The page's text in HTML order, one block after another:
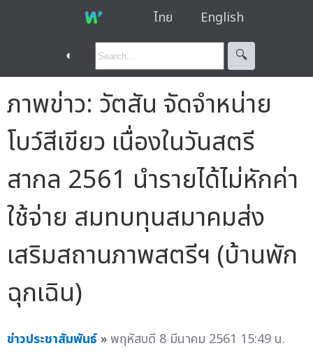
ไทย English
◐ 🔍︎
ภาพข่าว: วัตสัน จัดจำหน่าย
โบว์สีเขียว เนื่องในวันสตรี
สากล 2561 นำรายได้ไม่หักค่า
ใช้จ่าย สมทบทุนสมาคมส่ง
เสริมสถานภาพสตรีฯ (บ้านพัก
ฉุกเฉิน)
ข่าวประชาสัมพันธ์ »พฤหัสบดี 8 มีนาคม 2561 15:49 น.